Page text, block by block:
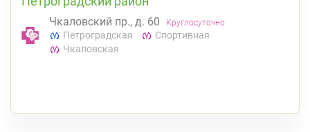
Чкаловский пр., д. 60 Круглосуточно
Петроградская
Спортивная
Чкаловская